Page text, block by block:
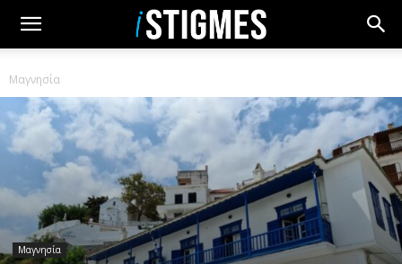
Μαγνησία
Μαγνησία